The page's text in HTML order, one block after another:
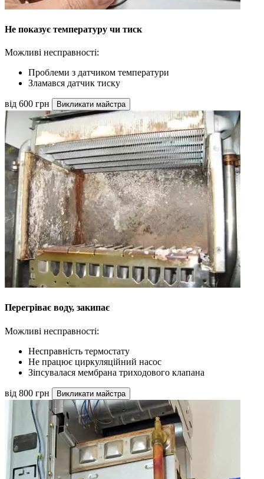
Не показує температуру чи тиск
Можливі несправності:
Проблеми з датчиком температури
Зламався датчик тиску
від 600 грн Викликати майстра
Перегріває воду, закипає
Можливі несправності:
Несправність термостату
Не працює циркуляційний насос
Зіпсувалася мембрана триходового клапана
від 800 грн Викликати майстра